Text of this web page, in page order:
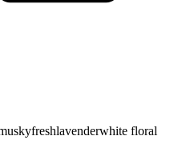
freshlavenderwhite floral